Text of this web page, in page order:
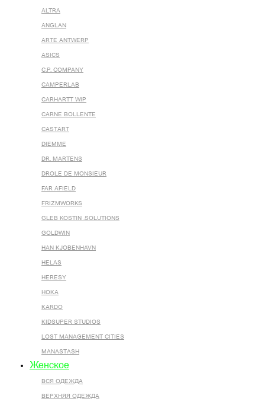
ALTRA
ANGLAN
ARTE ANTWERP
ASICS
C.P. COMPANY
CAMPERLAB
CARHARTT WIP
CARNE BOLLENTE
CASTART
DIEMME
DR. MARTENS
DROLE DE MONSIEUR
FAR AFIELD
FRIZMWORKS
GLEB KOSTIN .SOLUTIONS
GOLDWIN
HAN KJOBENHAVN
HELAS
HERESY
HOKA
KARDO
KIDSUPER STUDIOS
LOST MANAGEMENT CITIES
MANASTASH
Женское
ВСЯ ОДЕЖДА
ВЕРХНЯЯ ОДЕЖДА